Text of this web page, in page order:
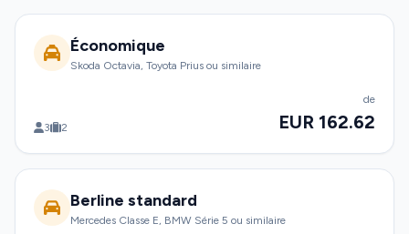
Économique
Skoda Octavia, Toyota Prius ou similaire
3 2
de
EUR 162.62
Berline standard
Mercedes Classe E, BMW Série 5 ou similaire